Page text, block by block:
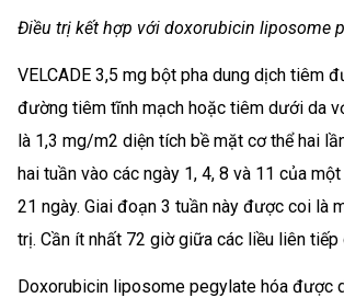
Điều trị kết hợp với doxorubicin liposome
VELCADE 3,5 mg bột pha dung dịch tiêm
đường tiêm tĩnh mạch hoặc tiêm dưới da
là 1,3 mg/m2 diện tích bề mặt cơ thể hai
hai tuần vào các ngày 1, 4, 8 và 11 của
21 ngày. Giai đoạn 3 tuần này được coi là
trị. Cần ít nhất 72 giờ giữa các liều liên tiếp
Doxorubicin liposome pegylate hóa được